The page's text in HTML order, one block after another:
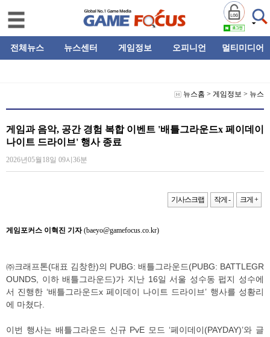
전체뉴스 뉴스센터 게임정보 오피니언 멀티미디어
뉴스홈 > 게임정보 > 뉴스
게임과 음악, 공간 경험 복합 이벤트 '배틀그라운드x 페이데이
나이트 드라이브' 행사 종료
2026년05월18일 09시36분
기사스크랩 작게 - 크게 +
게임포커스 이혁진 기자(baeyo@gamefocus.co.kr)
㈜크래프톤(대표 김창한)의 PUBG: 배틀그라운드(PUBG: BATTLEGR
OUNDS, 이하 배틀그라운드)가 지난 16일 서울 성수동 펍지 성수에
서 진행한 ‘배틀그라운드x 페이데이 나이트 드라이브’ 행사를 성황리
에 마쳤다.
이번 행사는 배틀그라운드 신규 PvE 모드 ‘페이데이(PAYDAY)’와 글